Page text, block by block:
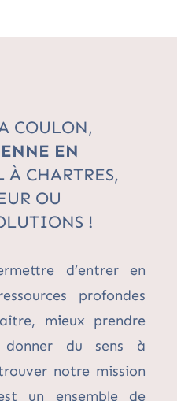
COULON,
EN
À CHARTRES,
OU
!
d’entrer en
profondes
mieux prendre
du sens à
notre mission
un ensemble de